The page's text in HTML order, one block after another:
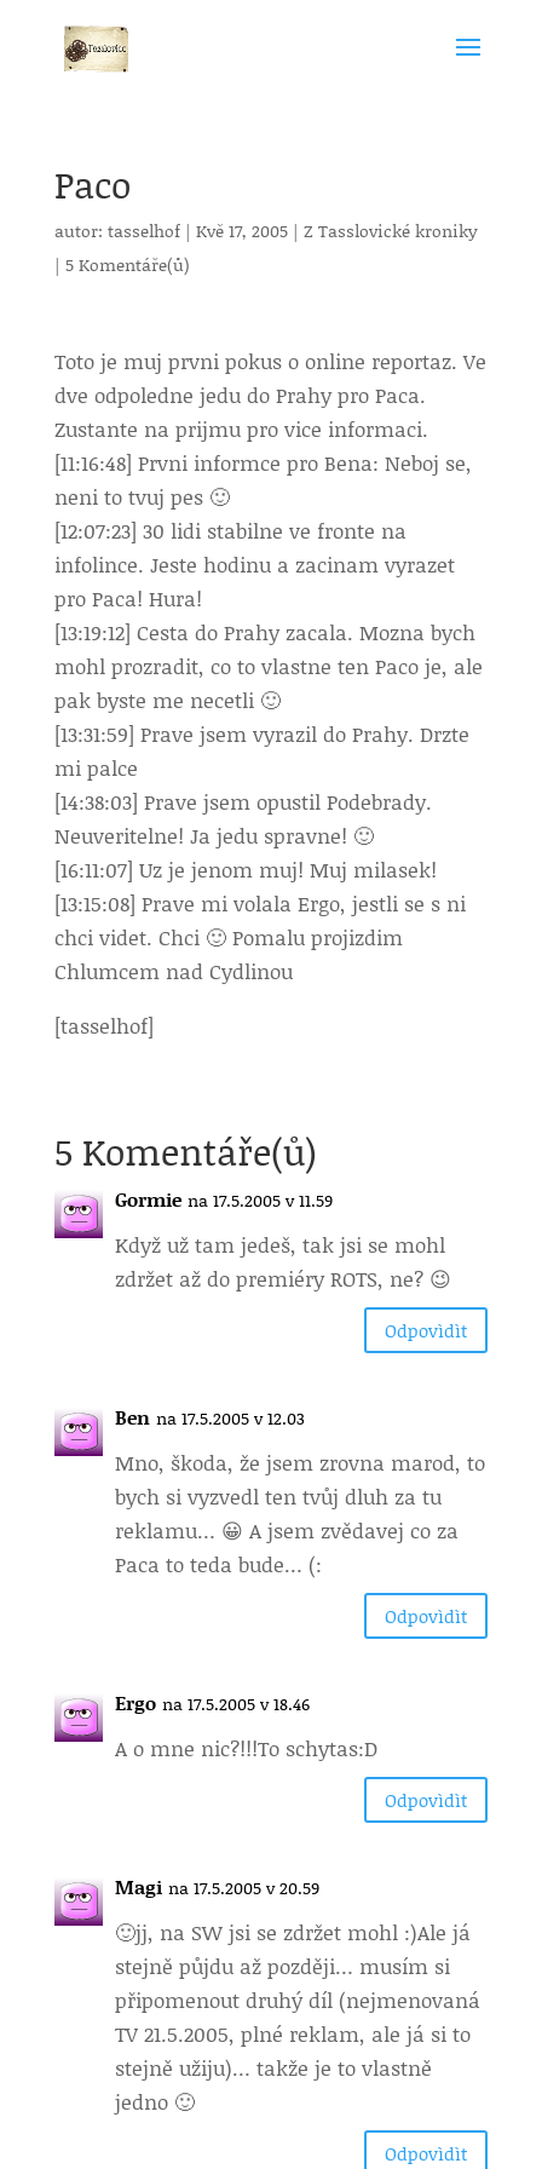
Paco
autor: tasselhof| Kvě 17, 2005| Z Tasslovické kroniky
| 5 Komentáře(ů)
Toto je muj prvni pokus o online reportaz. Ve
dve odpoledne jedu do Prahy pro Paca.
Zustante na prijmu pro vice informaci.
[11:16:48] Prvni informce pro Bena: Neboj se,
neni to tvuj pes 🙂
[12:07:23] 30 lidi stabilne ve fronte na
infolince. Jeste hodinu a zacinam vyrazet
pro Paca! Hura!
[13:19:12] Cesta do Prahy zacala. Mozna bych
mohl prozradit, co to vlastne ten Paco je, ale
pak byste me necetli 🙂
[13:31:59] Prave jsem vyrazil do Prahy. Drzte
mi palce
[14:38:03] Prave jsem opustil Podebrady.
Neuveritelne! Ja jedu spravne! 🙂
[16:11:07] Uz je jenom muj! Muj milasek!
[13:15:08] Prave mi volala Ergo, jestli se s ni
chci videt. Chci 🙂 Pomalu projizdim
Chlumcem nad Cydlinou
[tasselhof]
5 Komentáře(ů)
Gormie na 17.5.2005 v 11.59
Když už tam jedeš, tak jsi se mohl
zdržet až do premiéry ROTS, ne? 😉
Odpovìdìt
Ben na 17.5.2005 v 12.03
Mno, škoda, že jsem zrovna marod, to
bych si vyzvedl ten tvůj dluh za tu
reklamu… 😀 A jsem zvědavej co za
Paca to teda bude… (:
Odpovìdìt
Ergo na 17.5.2005 v 18.46
A o mne nic?!!!To schytas:D
Odpovìdìt
Magi na 17.5.2005 v 20.59
🙂jj, na SW jsi se zdržet mohl :)Ale já
stejně půjdu až později… musím si
připomenout druhý díl (nejmenovaná
TV 21.5.2005, plné reklam, ale já si to
stejně užiju)… takže je to vlastně
jedno 🙂
Odpovìdìt